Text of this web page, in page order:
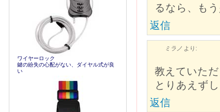
るなら、も
返信
ミラノ より:
教えていた
とりあえず
返信
ワイヤーロック
鍵の紛失の心配がない、ダイヤル式が良
い